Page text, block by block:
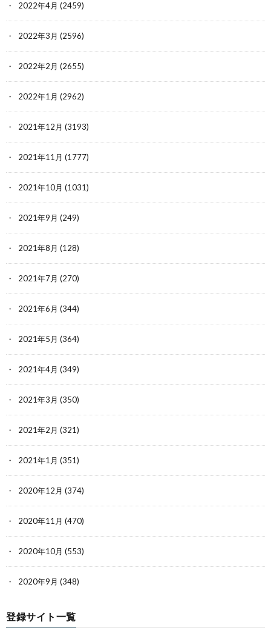
2022年4月 (2459)
2022年3月 (2596)
2022年2月 (2655)
2022年1月 (2962)
2021年12月 (3193)
2021年11月 (1777)
2021年10月 (1031)
2021年9月 (249)
2021年8月 (128)
2021年7月 (270)
2021年6月 (344)
2021年5月 (364)
2021年4月 (349)
2021年3月 (350)
2021年2月 (321)
2021年1月 (351)
2020年12月 (374)
2020年11月 (470)
2020年10月 (553)
2020年9月 (348)
登録サイト一覧